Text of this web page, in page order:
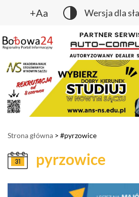
+Aa Wersja dla
Strona główna > #pyrzowice
pyrzowice